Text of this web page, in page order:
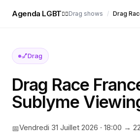
Agenda LGBT🏳️‍🌈Drag shows /
💅Drag
Drag Race
Sublyme
📅Vendredi 31 Juillet 2026 · 18:00 →